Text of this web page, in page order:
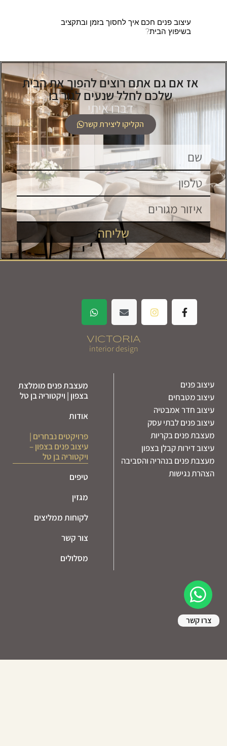
עיצוב פנים חכם איך לחסוך בזמן ובתקציב
בשיפוץ הבית?
אז אם גם אתם רוצים להפוך את הבית
שלכם לחלל שנעים לגור בו
דברו איתי
הקליקו ליצירת קשר
שליחה
צרו קשר
מעצבת פנים מומלצת
בצפון | ויקטוריה בן טל
אודות
פרויקטים נבחרים |
עיצוב פנים בצפון –
ויקטוריה בן טל
טיפים
מגזין
לקוחות ממליצים
צור קשר
מסלולים
עיצוב פנים
עיצוב מטבחים
עיצוב חדר אמבטיה
עיצוב פנים לבתי עסק
מעצבת פנים בקריות
עיצוב דירות קבלן בצפון
מעצבת פנים בנהריה והסביבה
הצהרת נגישות
VICTORIA
interior design